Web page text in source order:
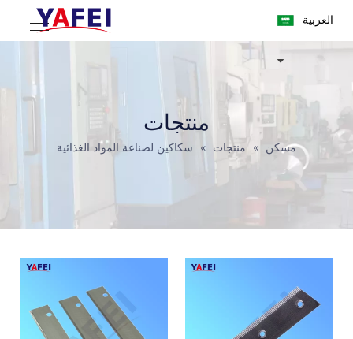
العربية
منتجات
مسكن » منتجات » سكاكين لصناعة المواد الغذائية